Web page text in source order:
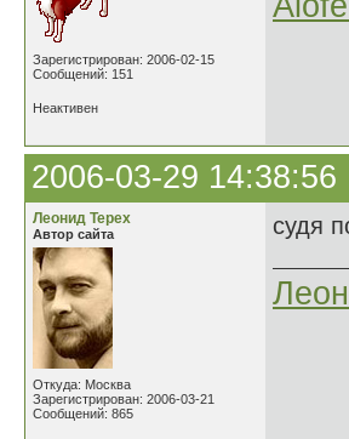
Зарегистрирован: 2006-02-15
Сообщений: 151
Неактивен
2006-03-29 14:38:56
Леонид Терех
Автор сайта
Откуда: Москва
Зарегистрирован: 2006-03-21
Сообщений: 865
судя